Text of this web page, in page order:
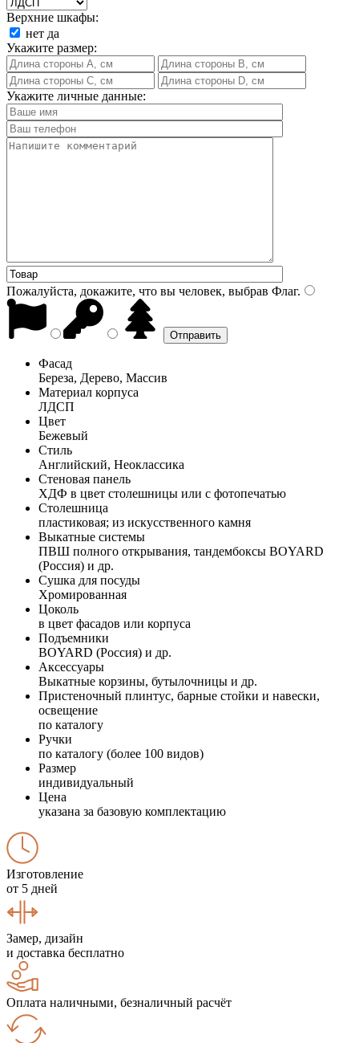
Верхние шкафы:
нет да
Укажите размер:
Укажите личные данные:
Пожалуйста, докажите, что вы человек, выбрав Флаг.
Фасад
Береза, Дерево, Массив
Материал корпуса
ЛДСП
Цвет
Бежевый
Стиль
Английский, Неоклассика
Стеновая панель
ХДФ в цвет столешницы или с фотопечатью
Столешница
пластиковая; из искусственного камня
Выкатные системы
ПВШ полного открывания, тандембоксы BOYARD
(Россия) и др.
Сушка для посуды
Хромированная
Цоколь
в цвет фасадов или корпуса
Подъемники
BOYARD (Россия) и др.
Аксессуары
Выкатные корзины, бутылочницы и др.
Пристеночный плинтус, барные стойки и навески,
освещение
по каталогу
Ручки
по каталогу (более 100 видов)
Размер
индивидуальный
Цена
указана за базовую комплектацию
Изготовление
от 5 дней
Замер, дизайн
и доставка бесплатно
Оплата наличными, безналичный расчёт